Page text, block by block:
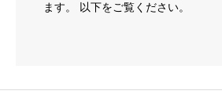
ます。 以下をご覧ください。